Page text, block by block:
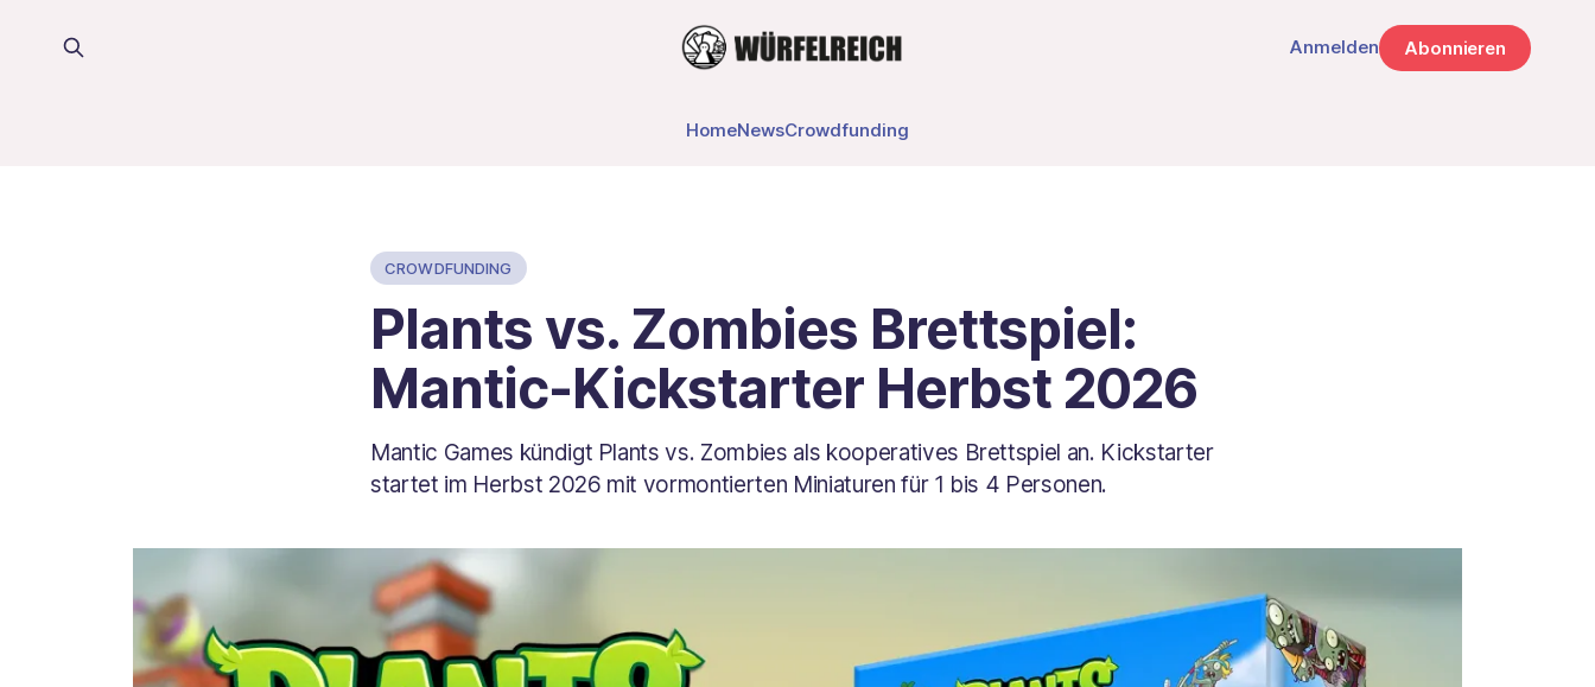
HomeNewsCrowdfunding
Anmelden Abonnieren
CROWDFUNDING
Plants vs. Zombies Brettspiel:
Mantic-Kickstarter Herbst 2026
Mantic Games kündigt Plants vs. Zombies als kooperatives Brettspiel an. Kickstarter
startet im Herbst 2026 mit vormontierten Miniaturen für 1 bis 4 Personen.